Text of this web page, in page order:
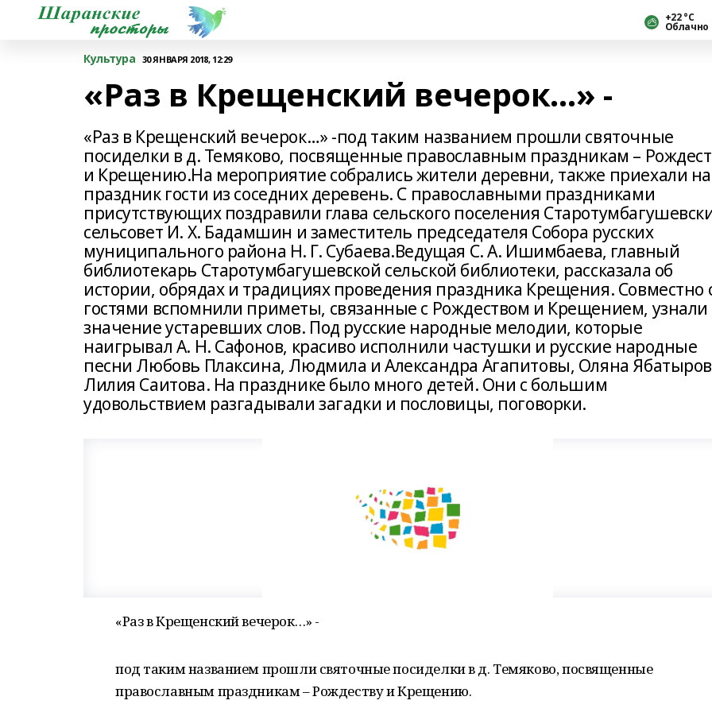
+22 °С
Облачно
Культура 30 ЯНВАРЯ 2018, 12:29
«Раз в Крещенский вечерок…» -
«Раз в Крещенский вечерок…» -под таким названием прошли святочные
посиделки в д. Темяково, посвященные православным праздникам –
и Крещению.На мероприятие собрались жители деревни, также приехали на
праздник гости из соседних деревень. С православными праздниками
присутствующих поздравили глава сельского поселения
сельсовет И. Х. Бадамшин и заместитель председателя Собора русских
муниципального района Н. Г. Субаева.Ведущая С. А. Ишимбаева, главный
библиотекарь Старотумбагушевской сельской библиотеки, рассказала об
истории, обрядах и традициях проведения праздника Крещения. Совместно
гостями вспомнили приметы, связанные с Рождеством и Крещением, узнали
значение устаревших слов. Под русские народные мелодии, которые
наигрывал А. Н. Сафонов, красиво исполнили частушки и русские народные
песни Любовь Плаксина, Людмила и Александра Агапитовы, Оляна
Лилия Саитова. На празднике было много детей. Они с большим
удовольствием разгадывали загадки и пословицы, поговорки.
«Раз в Крещенский вечерок…» -
под таким названием прошли святочные посиделки в д. Темяково, посвященные
православным праздникам – Рождеству и Крещению.